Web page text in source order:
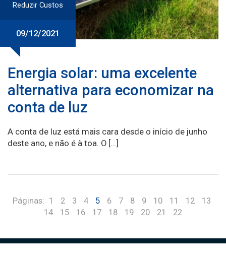
Reduzir Custos
09/12/2021
Energia solar: uma excelente
alternativa para economizar na
conta de luz
A conta de luz está mais cara desde o início de junho
deste ano, e não é à toa. O […]
Páginas: 1 2 3 4 5 6 7 8 9 10 11 12
13
14
15 16 17 18 19 20 21 22